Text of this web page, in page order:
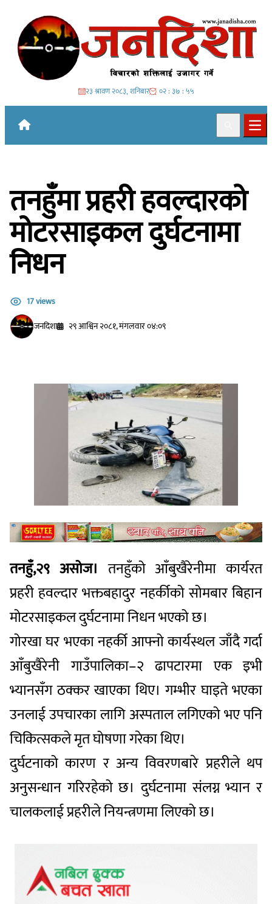
Skip to content
२३ श्रावण २०८३, शनिबार ०२ : ३७ : ५६
Search
तनहुँमा प्रहरी हवल्दारको
मोटरसाइकल दुर्घटनामा
निधन
17 views
जनदिशा
२९ आश्विन २०८१, मंगलवार ०४:०९
तनहुँ,२९ असोज। तनहुँको आँबुखैरेनीमा कार्यरत
प्रहरी हवल्दार भक्तबहादुर नहर्कीको सोमबार बिहान
मोटरसाइकल दुर्घटनामा निधन भएको छ।
गोरखा घर भएका नहर्की आफ्नो कार्यस्थल जाँदै गर्दा
आँबुखैरेनी गाउँपालिका–२ ढापटारमा एक इभी
भ्यानसँग ठक्कर खाएका थिए। गम्भीर घाइते भएका
उनलाई उपचारका लागि अस्पताल लगिएको भए पनि
चिकित्सकले मृत घोषणा गरेका थिए।
दुर्घटनाको कारण र अन्य विवरणबारे प्रहरीले थप
अनुसन्धान गरिरहेको छ। दुर्घटनामा संलग्न भ्यान र
चालकलाई प्रहरीले नियन्त्रणमा लिएको छ।